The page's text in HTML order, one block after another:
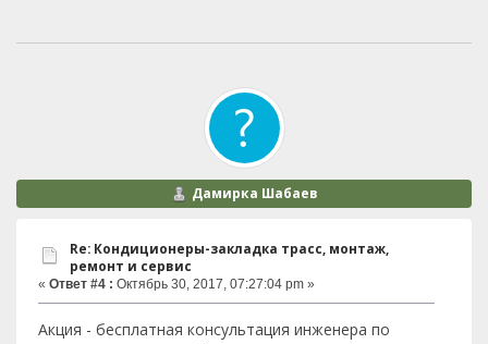
Дамирка Шабаев
Re: Кондиционеры-закладка трасс, монтаж,
ремонт и сервис
« Ответ #4 : Октябрь 30, 2017, 07:27:04 pm »
Акция - бесплатная консультация инженера по